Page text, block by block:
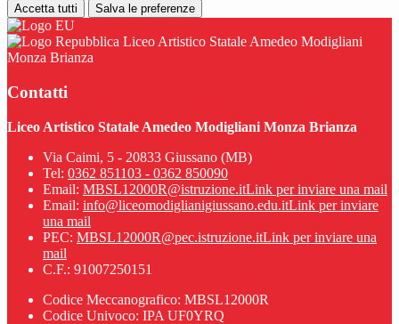
Accetta tutti Salva le preferenze
Liceo Artistico Statale Amedeo Modigliani
Monza Brianza
Contatti
Liceo Artistico Statale Amedeo Modigliani Monza Brianza
Via Caimi, 5 - 20833 Giussano (MB)
Tel: 0362 851103 - 0362 850090
Email: MBSL12000R@istruzione.itLink per inviare una mail
Email: info@liceomodiglianigiussano.edu.itLink per inviare
una mail
PEC: MBSL12000R@pec.istruzione.itLink per inviare una
mail
C.F.: 91007250151
Codice Meccanografico: MBSL12000R
Codice Univoco: IPA UF0YRQ